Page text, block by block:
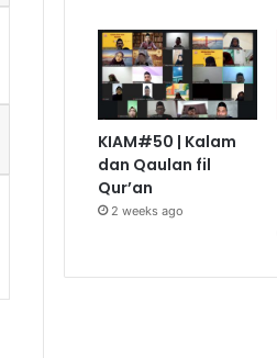
KIAM#50 | Kalam
dan Qaulan fil
Qur’an
2 weeks ago